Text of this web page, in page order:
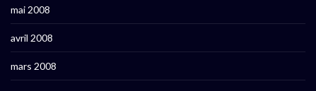
mai 2008
avril 2008
mars 2008